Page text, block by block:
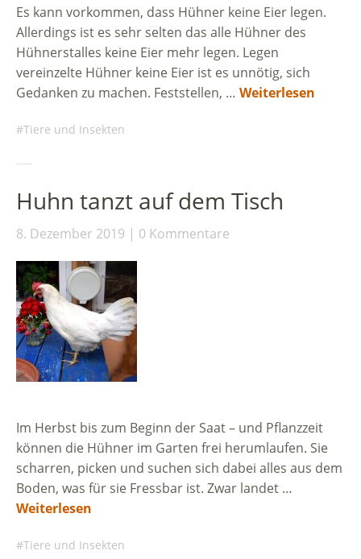
Es kann vorkommen, dass Hühner keine Eier legen.
Allerdings ist es sehr selten das alle Hühner des
Hühnerstalles keine Eier mehr legen. Legen
vereinzelte Hühner keine Eier ist es unnötig, sich
Gedanken zu machen. Feststellen, … Weiterlesen
Tiere und Insekten
Huhn tanzt auf dem Tisch
8. Dezember 2019 0 Kommentare
Im Herbst bis zum Beginn der Saat – und Pflanzzeit
können die Hühner im Garten frei herumlaufen. Sie
scharren, picken und suchen sich dabei alles aus dem
Boden, was für sie Fressbar ist. Zwar landet …
Weiterlesen
Tiere und Insekten